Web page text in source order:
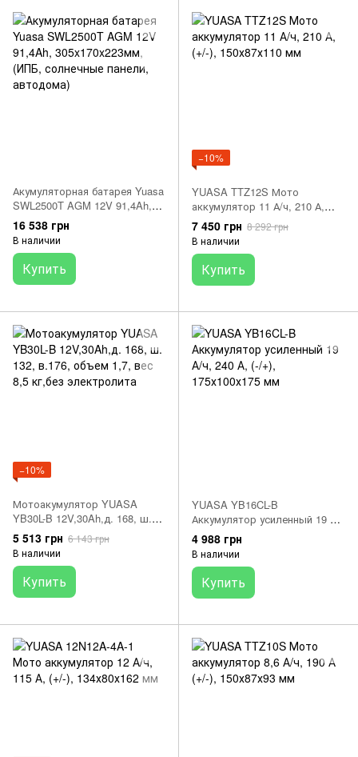
Акумуляторная батарея Yuasa
SWL2500T AGM 12V 91,4Ah,
305x170x223мм, (ИПБ,
солнечные панели, автодома)
16 538 грн
В наличии
Купить
−10%
YUASA TTZ12S Мото
аккумулятор 11 А/ч, 210 А,
(+/-), 150х87х110 мм
7 450 грн 8 292 грн
В наличии
Купить
−10%
Мотоакумулятор YUASA
YB30L-B 12V,30Ah,д. 168, ш.
132, в.176, объем 1,7, вес 8,5
кг,без электролита
5 513 грн 6 143 грн
В наличии
Купить
YUASA YB16CL-B
Аккумулятор усиленный 19 А/
ч, 240 А, (-/+), 175х100х175 мм
4 988 грн
В наличии
Купить